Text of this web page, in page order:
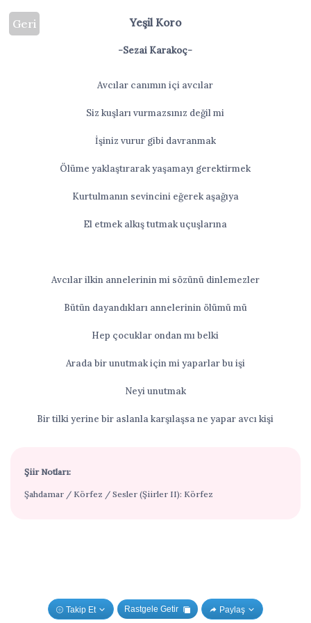
Geri Yeşil Koro
-Sezai Karakoç-
Avcılar canımın içi avcılar
Siz kuşları vurmazsınız değil mi
İşiniz vurur gibi davranmak
Ölüme yaklaştırarak yaşamayı gerektirmek
Kurtulmanın sevincini eğerek aşağıya
El etmek alkış tutmak uçuşlarına
Avcılar ilkin annelerinin mi sözünü dinlemezler
Bütün dayandıkları annelerinin ölümü mü
Hep çocuklar ondan mı belki
Arada bir unutmak için mi yaparlar bu işi
Neyi unutmak
Bir tilki yerine bir aslanla karşılaşsa ne yapar avcı kişi
Şiir Notları:
Şahdamar / Körfez / Sesler (Şiirler II): Körfez
Takip Et Rastgele Getir Paylaş